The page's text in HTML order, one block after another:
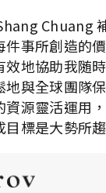
Chuang
事所創造的
地協助我随
地與全球團隊
資源靈活運用
標是大勢所趨